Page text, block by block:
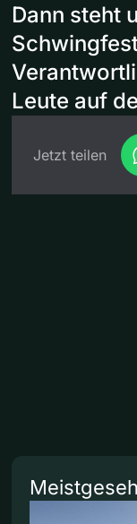
Dann steht
Leute auf
Jetzt teilen